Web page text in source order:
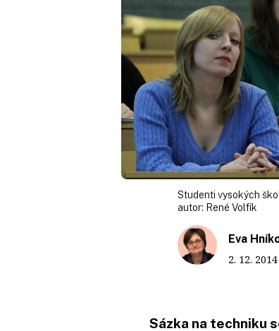
Studenti vysokých
autor: René Volfík
Eva
2. 12. 2014
Sázka na techniku